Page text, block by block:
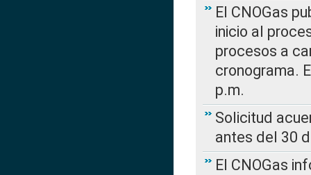
El CNOGas
inicio al
procesos a
cronograma.
p.m.
Solicitud
antes del 30
El CNOGas